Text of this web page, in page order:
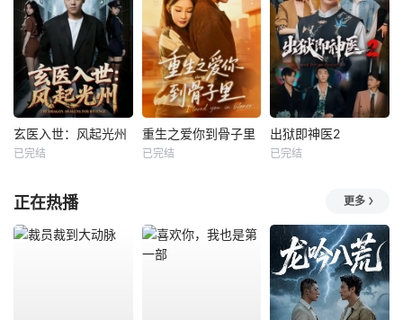
玄医入世：风起光州
已完结
重生之爱你到骨子里
已完结
出狱即神医2
已完结
正在热播 更多